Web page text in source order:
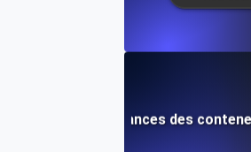
des performances des